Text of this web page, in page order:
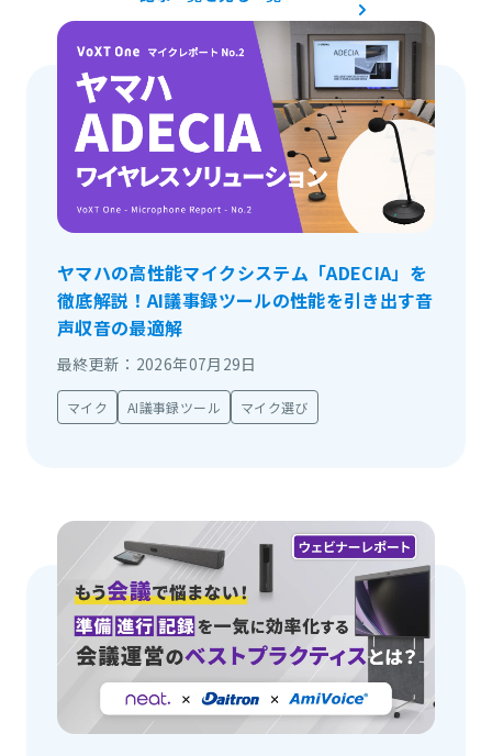
ヤマハの高性能マイクシステム「ADECIA」を
徹底解説！AI議事録ツールの性能を引き出す音
声収音の最適解
最終更新：2026年07月29日
マイク AI議事録ツール マイク選び